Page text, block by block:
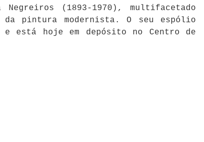
(1893-1970), multifacetado
pintura modernista. O seu espólio
está hoje em depósito no Centro de